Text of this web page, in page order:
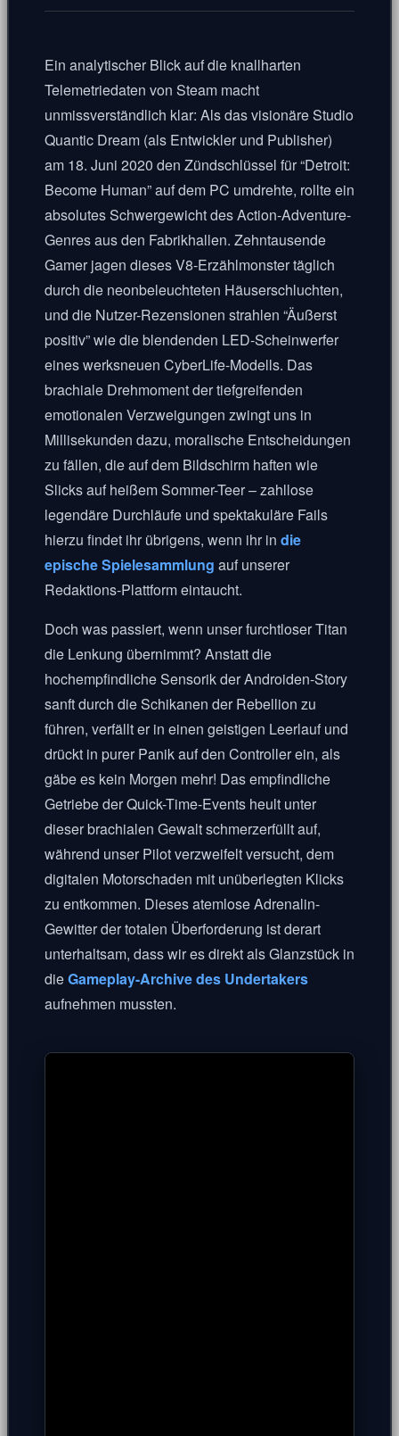
Ein analytischer Blick auf die knallharten
Telemetriedaten von Steam macht
unmissverständlich klar: Als das visionäre Studio
Quantic Dream (als Entwickler und Publisher)
am 18. Juni 2020 den Zündschlüssel für “Detroit:
Become Human” auf dem PC umdrehte, rollte ein
absolutes Schwergewicht des Action-Adventure-
Genres aus den Fabrikhallen. Zehntausende
Gamer jagen dieses V8-Erzählmonster täglich
durch die neonbeleuchteten Häuserschluchten,
und die Nutzer-Rezensionen strahlen “Äußerst
positiv” wie die blendenden LED-Scheinwerfer
eines werksneuen CyberLife-Modells. Das
brachiale Drehmoment der tiefgreifenden
emotionalen Verzweigungen zwingt uns in
Millisekunden dazu, moralische Entscheidungen
zu fällen, die auf dem Bildschirm haften wie
Slicks auf heißem Sommer-Teer – zahllose
legendäre Durchläufe und spektakuläre Fails
hierzu findet ihr übrigens, wenn ihr in die
epische Spielesammlung auf unserer
Redaktions-Plattform eintaucht.
Doch was passiert, wenn unser furchtloser Titan
die Lenkung übernimmt? Anstatt die
hochempfindliche Sensorik der Androiden-Story
sanft durch die Schikanen der Rebellion zu
führen, verfällt er in einen geistigen Leerlauf und
drückt in purer Panik auf den Controller ein, als
gäbe es kein Morgen mehr! Das empfindliche
Getriebe der Quick-Time-Events heult unter
dieser brachialen Gewalt schmerzerfüllt auf,
während unser Pilot verzweifelt versucht, dem
digitalen Motorschaden mit unüberlegten Klicks
zu entkommen. Dieses atemlose Adrenalin-
Gewitter der totalen Überforderung ist derart
unterhaltsam, dass wir es direkt als Glanzstück in
dieGameplay-Archive des Undertakers
aufnehmen mussten.